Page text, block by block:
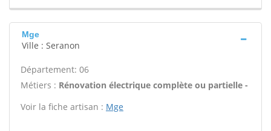
Mge
Ville : Seranon
Département: 06
Métiers : Rénovation électrique complète ou partielle -
Voir la fiche artisan : Mge